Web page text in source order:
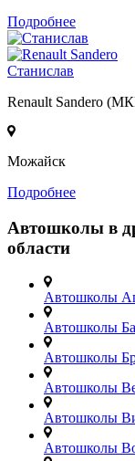
Подробнее
Станислав
Renault Sandero
Можайск
Подробнее
Автошколы в
области
Автошколы
Автошколы
Автошколы
Автошколы
Автошколы
Автошколы